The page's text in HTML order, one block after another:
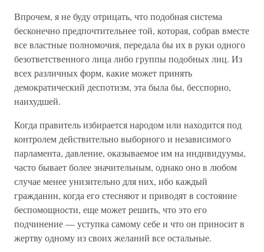
Впрочем, я не буду отрицать, что подобная система
бесконечно предпочтительнее той, которая, собрав вместе
все властные полномочия, передала бы их в руки одного
безответственного лица либо группы подобных лиц. Из
всех различных форм, какие может принять
демократический деспотизм, эта была бы, бесспорно,
наихудшей.
Когда правитель избирается народом или находится под
контролем действительно выборного и независимого
парламента, давление, оказываемое им на индивидуумы,
часто бывает более значительным, однако оно в любом
случае менее унизительно для них, ибо каждый
гражданин, когда его стесняют и приводят в состояние
беспомощности, еще может решить, что это его
подчинение — уступка самому себе и что он приносит в
жертву одному из своих желаний все остальные.